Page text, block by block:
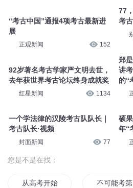
“考古中国”通报4项考古最新进
展
正观新闻 152
92岁著名考古学家严文明去世，
去年获世界考古论坛终身成就奖
红星新闻 1134
一个学法律的汉陵考古队队长｜
考古队长·视频
封面新闻 77
77
考
郑
讲
的“
硕
年“
您是不是在找：
从高考开始 不可能考第